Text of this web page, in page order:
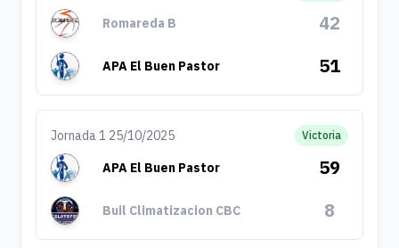
Romareda B 42
APA El Buen Pastor 51
Jornada 1 25/10/2025 Victoria
APA El Buen Pastor 59
Buil Climatizacion CBC 8